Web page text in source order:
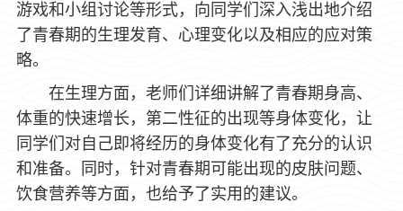
游戏和小组讨论等形式，向同学们深入浅出地介绍
了青春期的生理发育、心理变化以及相应的应对策
略。
在生理方面，老师们详细讲解了青春期身高、
体重的快速增长，第二性征的出现等身体变化，让
同学们对自己即将经历的身体变化有了充分的认识
和准备。同时，针对青春期可能出现的皮肤问题、
饮食营养等方面，也给予了实用的建议。